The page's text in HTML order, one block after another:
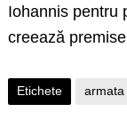
Iohannis pentru
creează
Etichete armata